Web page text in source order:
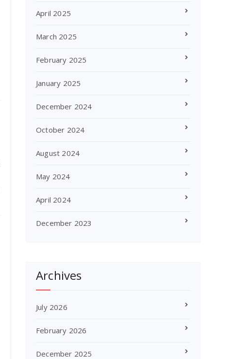
April 2025
March 2025
February 2025
January 2025
December 2024
October 2024
August 2024
May 2024
April 2024
December 2023
Archives
July 2026
February 2026
December 2025